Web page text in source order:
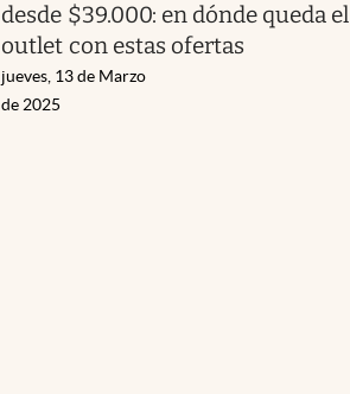
desde $39.000: en dónde queda el
outlet con estas ofertas
jueves, 13 de Marzo
de 2025